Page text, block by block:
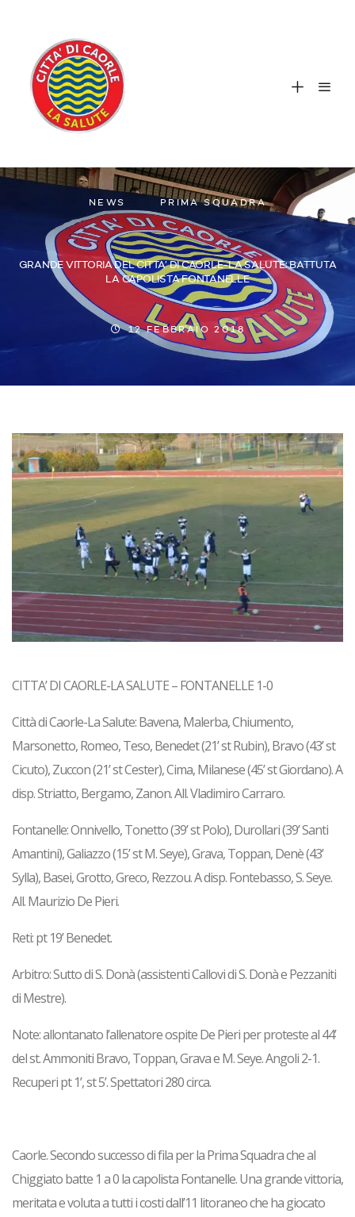
NEWS PRIMA SQUADRA
GRANDE VITTORIA DEL CITTA’ DI CAORLE-LA SALUTE: BATTUTA
LA CAPOLISTA FONTANELLE
12 FEBBRAIO 2018
CITTA’ DI CAORLE-LA SALUTE – FONTANELLE 1-0
Città di Caorle-La Salute: Bavena, Malerba, Chiumento,
Marsonetto, Romeo, Teso, Benedet (21’ st Rubin), Bravo (43’ st
Cicuto), Zuccon (21’ st Cester), Cima, Milanese (45’ st Giordano). A
disp. Striatto, Bergamo, Zanon. All. Vladimiro Carraro.
Fontanelle: Onnivello, Tonetto (39’ st Polo), Durollari (39’ Santi
Amantini), Galiazzo (15’ st M. Seye), Grava, Toppan, Denè (43’
Sylla), Basei, Grotto, Greco, Rezzou. A disp. Fontebasso, S. Seye.
All. Maurizio De Pieri.
Reti: pt 19’ Benedet.
Arbitro: Sutto di S. Donà (assistenti Callovi di S. Donà e Pezzaniti
di Mestre).
Note: allontanato l’allenatore ospite De Pieri per proteste al 44’
del st. Ammoniti Bravo, Toppan, Grava e M. Seye. Angoli 2-1.
Recuperi pt 1’, st 5’. Spettatori 280 circa.
Caorle. Secondo successo di fila per la Prima Squadra che al
Chiggiato batte 1 a 0 la capolista Fontanelle. Una grande vittoria,
meritata e voluta a tutti i costi dall’11 litoraneo che ha giocato